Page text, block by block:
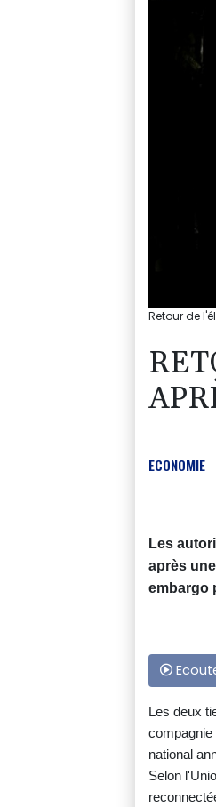
Retour de
ECONOMIE
Les
après
embargo
Les deux
compagnie
national
Selon